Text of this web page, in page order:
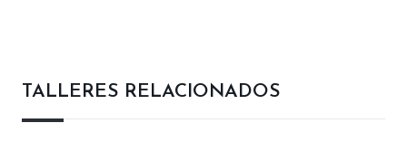
TALLERES RELACIONADOS